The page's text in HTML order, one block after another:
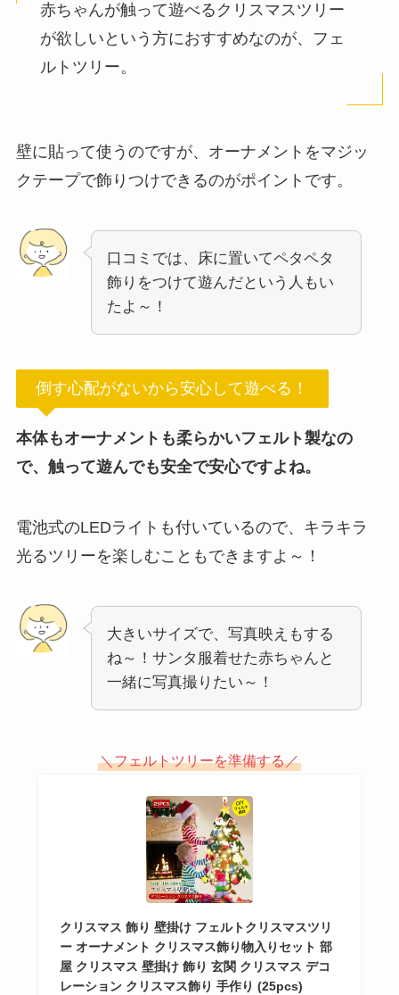
赤ちゃんが触って遊べるクリスマスツリー
が欲しいという方におすすめなのが、フェ
ルトツリー。
壁に貼って使うのですが、オーナメントをマジッ
クテープで飾りつけできるのがポイントです。
口コミでは、床に置いてペタペタ
飾りをつけて遊んだという人もい
たよ～！
倒す心配がないから安心して遊べる！
本体もオーナメントも柔らかいフェルト製なの
で、触って遊んでも安全で安心ですよね。
電池式のLEDライトも付いているので、キラキラ
光るツリーを楽しむこともできますよ～！
大きいサイズで、写真映えもする
ね～！サンタ服着せた赤ちゃんと
一緒に写真撮りたい～！
＼フェルトツリーを準備する／
クリスマス 飾り 壁掛け フェルトクリスマスツリ
ー オーナメント クリスマス飾り物入りセット 部
屋 クリスマス 壁掛け 飾り 玄関 クリスマス デコ
レーション クリスマス飾り 手作り (25pcs)